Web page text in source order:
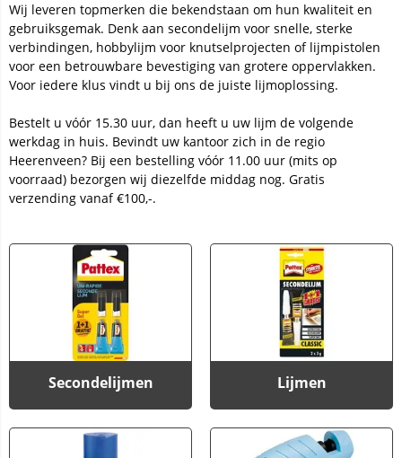
Wij leveren topmerken die bekendstaan om hun kwaliteit en
gebruiksgemak. Denk aan secondelijm voor snelle, sterke
verbindingen, hobbylijm voor knutselprojecten of lijmpistolen
voor een betrouwbare bevestiging van grotere oppervlakken.
Voor iedere klus vindt u bij ons de juiste lijmoplossing.
Bestelt u vóór 15.30 uur, dan heeft u uw lijm de volgende
werkdag in huis. Bevindt uw kantoor zich in de regio
Heerenveen? Bij een bestelling vóór 11.00 uur (mits op
voorraad) bezorgen wij diezelfde middag nog. Gratis
verzending vanaf €100,-.
Secondelijmen Lijmen